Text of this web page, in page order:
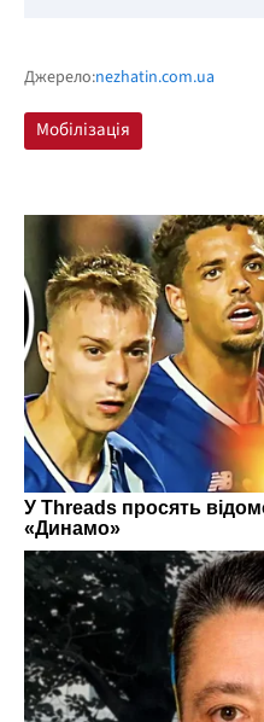
Джерело:nezhatin.com.ua
Мобілізація